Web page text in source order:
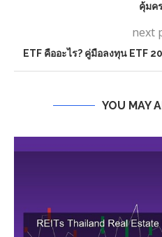
คุ้มค
next
ETF คืออะไร? คู่มือลงทุน ETF
YOU MAY